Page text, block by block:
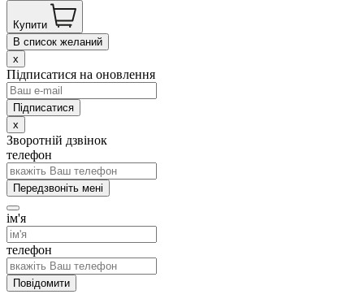
Купити
В список желаний
x
Підписатися на оновлення
x
Зворотній дзвінок
телефон
Передзвоніть мені
ім'я
телефон
Повідомити